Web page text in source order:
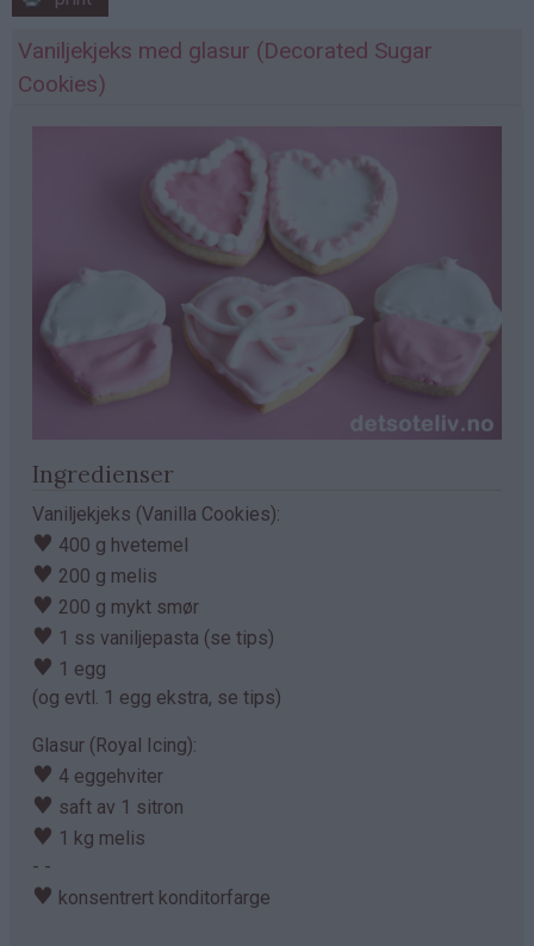
Vaniljekjeks med glasur (Decorated Sugar
Cookies)
Ingredienser
Vaniljekjeks (Vanilla Cookies):
♥ 400 g hvetemel
♥ 200 g melis
♥ 200 g mykt smør
♥ 1 ss vaniljepasta (se tips)
♥ 1 egg
(og evtl. 1 egg ekstra, se tips)
Glasur (Royal Icing):
♥ 4 eggehviter
♥ saft av 1 sitron
♥ 1 kg melis
- -
♥ konsentrert konditorfarge